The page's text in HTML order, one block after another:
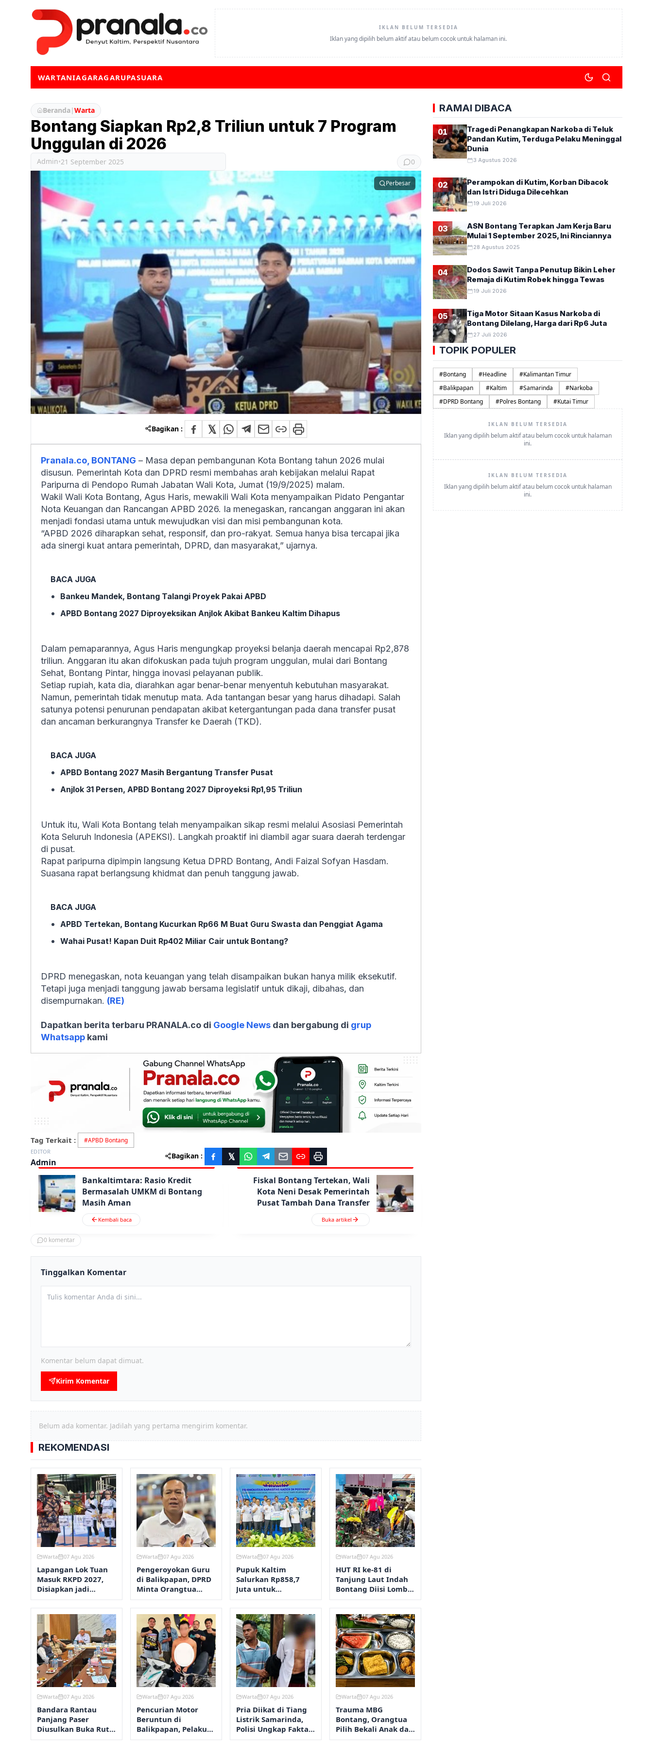
IKLAN BELUM TERSEDIA
Iklan yang dipilih belum aktif atau belum cocok untuk halaman ini.
WARTANIAGARAGARUPASUARA
Beranda|Warta
Bontang Siapkan Rp2,8 Triliun untuk 7 Program
Unggulan di 2026
Admin•21 September 2025 0
Perbesar
Bagikan :
Pranala.co, BONTANG – Masa depan pembangunan Kota Bontang tahun 2026 mulai
disusun. Pemerintah Kota dan DPRD resmi membahas arah kebijakan melalui Rapat
Paripurna di Pendopo Rumah Jabatan Wali Kota, Jumat (19/9/2025) malam.
Wakil Wali Kota Bontang, Agus Haris, mewakili Wali Kota menyampaikan Pidato Pengantar
Nota Keuangan dan Rancangan APBD 2026. Ia menegaskan, rancangan anggaran ini akan
menjadi fondasi utama untuk mewujudkan visi dan misi pembangunan kota.
“APBD 2026 diharapkan sehat, responsif, dan pro-rakyat. Semua hanya bisa tercapai jika
ada sinergi kuat antara pemerintah, DPRD, dan masyarakat,” ujarnya.
BACA JUGA
Bankeu Mandek, Bontang Talangi Proyek Pakai APBD
APBD Bontang 2027 Diproyeksikan Anjlok Akibat Bankeu Kaltim Dihapus
Dalam pemaparannya, Agus Haris mengungkap proyeksi belanja daerah mencapai Rp2,878
triliun. Anggaran itu akan difokuskan pada tujuh program unggulan, mulai dari Bontang
Sehat, Bontang Pintar, hingga inovasi pelayanan publik.
Setiap rupiah, kata dia, diarahkan agar benar-benar menyentuh kebutuhan masyarakat.
Namun, pemerintah tidak menutup mata. Ada tantangan besar yang harus dihadapi. Salah
satunya potensi penurunan pendapatan akibat ketergantungan pada dana transfer pusat
dan ancaman berkurangnya Transfer ke Daerah (TKD).
BACA JUGA
APBD Bontang 2027 Masih Bergantung Transfer Pusat
Anjlok 31 Persen, APBD Bontang 2027 Diproyeksi Rp1,95 Triliun
Untuk itu, Wali Kota Bontang telah menyampaikan sikap resmi melalui Asosiasi Pemerintah
Kota Seluruh Indonesia (APEKSI). Langkah proaktif ini diambil agar suara daerah terdengar
di pusat.
Rapat paripurna dipimpin langsung Ketua DPRD Bontang, Andi Faizal Sofyan Hasdam.
Suasana rapat berlangsung khidmat dan penuh tanggung jawab.
BACA JUGA
APBD Tertekan, Bontang Kucurkan Rp66 M Buat Guru Swasta dan Penggiat Agama
Wahai Pusat! Kapan Duit Rp402 Miliar Cair untuk Bontang?
DPRD menegaskan, nota keuangan yang telah disampaikan bukan hanya milik eksekutif.
Tetapi juga menjadi tanggung jawab bersama legislatif untuk dikaji, dibahas, dan
disempurnakan. (RE)
Dapatkan berita terbaru PRANALA.co di Google News dan bergabung di grup
Whatsapp kami
Tag Terkait : #APBD Bontang
EDITOR
Admin
Bagikan :
Bankaltimtara: Rasio Kredit
Bermasalah UMKM di Bontang
Masih Aman
Kembali baca
Fiskal Bontang Tertekan, Wali
Kota Neni Desak Pemerintah
Pusat Tambah Dana Transfer
Buka artikel
0 komentar
Tinggalkan Komentar
Komentar belum dapat dimuat.
Kirim Komentar
Belum ada komentar. Jadilah yang pertama mengirim komentar.
REKOMENDASI
Warta 07 Agu 2026
Lapangan Lok Tuan
Masuk RKPD 2027,
Disiapkan jadi
Kawasan Olahraga
Terpadu
Warta 07 Agu 2026
Pengeroyokan Guru
di Balikpapan, DPRD
Minta Orangtua
Perketat
Pengawasan Anak
Warta 07 Agu 2026
Pupuk Kaltim
Salurkan Rp858,7
Juta untuk
Pengendalian
Stunting Bontang
Warta 07 Agu 2026
HUT RI ke-81 di
Tanjung Laut Indah
Bontang Diisi Lomba
RT Terbersih hingga
Fashion Show
Warta 07 Agu 2026
Bandara Rantau
Panjang Paser
Diusulkan Buka Rute
Perintis ke
Warta 07 Agu 2026
Pencurian Motor
Beruntun di
Balikpapan, Pelaku
Beraksi Dua Kali
Warta 07 Agu 2026
Pria Diikat di Tiang
Listrik Samarinda,
Polisi Ungkap Fakta
Sebenarnya
Warta 07 Agu 2026
Trauma MBG
Bontang, Orangtua
Pilih Bekali Anak dari
Rumah
RAMAI DIBACA
01
Tragedi Penangkapan Narkoba di Teluk
Pandan Kutim, Terduga Pelaku Meninggal
Dunia
3 Agustus 2026
02
Perampokan di Kutim, Korban Dibacok
dan Istri Diduga Dilecehkan
19 Juli 2026
03
ASN Bontang Terapkan Jam Kerja Baru
Mulai 1 September 2025, Ini Rinciannya
28 Agustus 2025
04
Dodos Sawit Tanpa Penutup Bikin Leher
Remaja di Kutim Robek hingga Tewas
19 Juli 2026
05
Tiga Motor Sitaan Kasus Narkoba di
Bontang Dilelang, Harga dari Rp6 Juta
27 Juli 2026
TOPIK POPULER
#Bontang #Headline #Kalimantan Timur
#Balikpapan #Kaltim #Samarinda #Narkoba
#DPRD Bontang #Polres Bontang #Kutai Timur
IKLAN BELUM TERSEDIA
Iklan yang dipilih belum aktif atau belum cocok untuk halaman
ini.
IKLAN BELUM TERSEDIA
Iklan yang dipilih belum aktif atau belum cocok untuk halaman
ini.